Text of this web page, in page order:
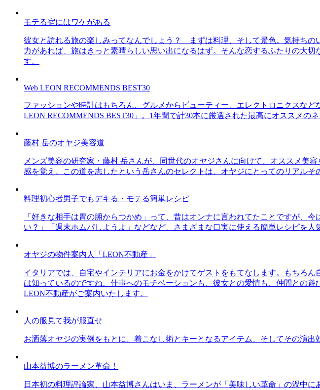
モテる宿にはワケがある
彼女と訪れる旅の楽しみってなんでしょう？ まずは料理、そして景色。気持ち
力があれば、旅はきっと素晴らしい思い出になるはず。そんな恋するふたりの大
す。
Web LEON RECOMMENDS BEST30
ファッションや時計はもちろん、グルメからビューティー、エレクトロニクスな
LEON RECOMMENDS BEST30」。1年間で計30本に厳選された最高にオススメの
藤村 岳のオヤジ美容道
メンズ美容の研究家・藤村 岳さんが、同世代のオヤジさんに向けて、オススメ美
感を覚え、この道を志したという岳さんのセレクトは、オヤジにとってのリアルそ
料理初心者男子でもデキる・モテる簡単レシピ
「好きな相手は胃の腑からつかめ」って、昔はオンナに言われてたことですが、
い？」「週末ホムパしようよ」などなど、さまざまな口実に使える簡単レシピを人
オヤジの物件案内人「LEON不動産」
イタリアでは、自宅やインテリアにお金をかけてゲストをもてなします。もちろ
は知っているのですね。仕事へのモチベーションも、彼女との愛情も、仲間との
LEON不動産がご案内いたします。
人の服見て我が服直せ
お洒落オヤジの実例をもとに、着こなし術とキーとなるアイテム、そしてその演出
山本益博のラーメン革命！
日本初の料理評論家、山本益博さんはいま、ラーメンが「美味しい革命」の渦中